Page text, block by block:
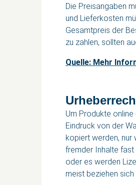
Die Preisangaben
und Lieferkosten
Gesamtpreis der
zu zahlen, sollten
Quelle: Mehr
Um Produkte
Eindruck von der
kopiert werden, nur
fremder Inhalte fast
oder es werden
meist beziehen